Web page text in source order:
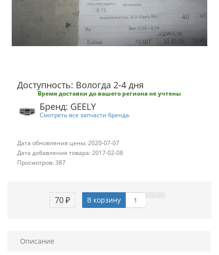
Доступность: Вологда 2-4 дня
Время доставки до вашего региона не учтены
Бренд: GEELY
Смотреть все запчасти бренда.
Дата обновления цены: 2020-07-07
Дата добавления товара: 2017-02-08
Просмотров: 387
70 ₽ В корзину
Описание